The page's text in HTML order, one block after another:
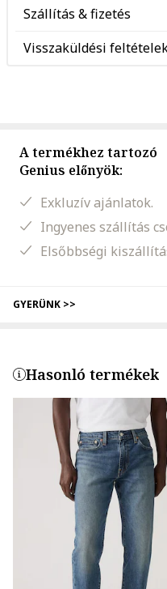
Szállítás & fizetés
Visszaküldési
A termékhez tartozó
Genius előnyök:
Exkluzív ajánlatok.
Ingyenes szállítás
Elsőbbségi
GYERÜNK >>
Hasonló termékek